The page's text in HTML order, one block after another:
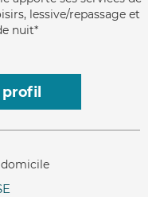
lessive/repassage et
nuit*